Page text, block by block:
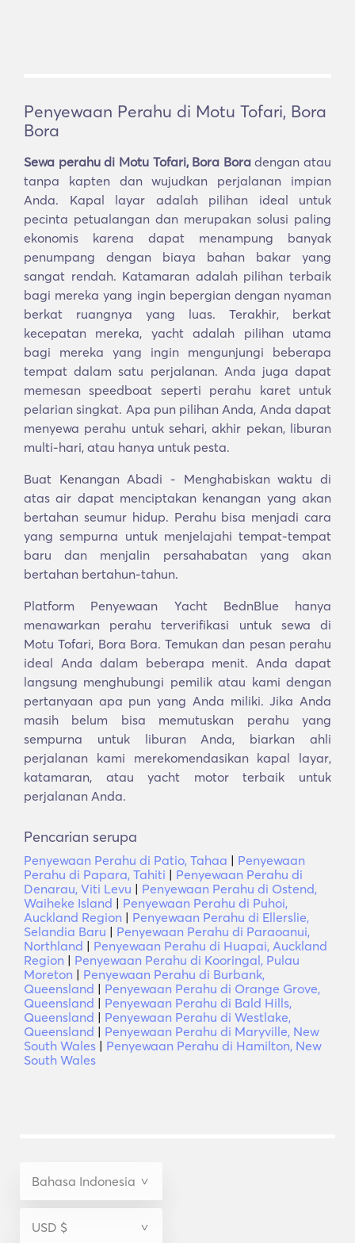
Penyewaan Perahu di Motu Tofari, Bora
Bora
Sewa perahu di Motu Tofari, Bora Boradengan atau
tanpa kapten dan wujudkan perjalanan impian
Anda. Kapal layar adalah pilihan ideal untuk
pecinta petualangan dan merupakan solusi paling
ekonomis karena dapat menampung banyak
penumpang dengan biaya bahan bakar yang
sangat rendah. Katamaran adalah pilihan terbaik
bagi mereka yang ingin bepergian dengan nyaman
berkat ruangnya yang luas. Terakhir, berkat
kecepatan mereka, yacht adalah pilihan utama
bagi mereka yang ingin mengunjungi beberapa
tempat dalam satu perjalanan. Anda juga dapat
memesan speedboat seperti perahu karet untuk
pelarian singkat. Apa pun pilihan Anda, Anda dapat
menyewa perahu untuk sehari, akhir pekan, liburan
multi-hari, atau hanya untuk pesta.
Buat Kenangan Abadi - Menghabiskan waktu di
atas air dapat menciptakan kenangan yang akan
bertahan seumur hidup. Perahu bisa menjadi cara
yang sempurna untuk menjelajahi tempat-tempat
baru dan menjalin persahabatan yang akan
bertahan bertahun-tahun.
Platform Penyewaan Yacht BednBlue hanya
menawarkan perahu terverifikasi untuk sewa di
Motu Tofari, Bora Bora. Temukan dan pesan perahu
ideal Anda dalam beberapa menit. Anda dapat
langsung menghubungi pemilik atau kami dengan
pertanyaan apa pun yang Anda miliki. Jika Anda
masih belum bisa memutuskan perahu yang
sempurna untuk liburan Anda, biarkan ahli
perjalanan kami merekomendasikan kapal layar,
katamaran, atau yacht motor terbaik untuk
perjalanan Anda.
Pencarian serupa
Penyewaan Perahu di Patio, Tahaa | Penyewaan
Perahu di Papara, Tahiti | Penyewaan Perahu di
Denarau, Viti Levu | Penyewaan Perahu di Ostend,
Waiheke Island | Penyewaan Perahu di Puhoi,
Auckland Region | Penyewaan Perahu di Ellerslie,
Selandia Baru | Penyewaan Perahu di Paraoanui,
Northland | Penyewaan Perahu di Huapai, Auckland
Region | Penyewaan Perahu di Kooringal, Pulau
Moreton | Penyewaan Perahu di Burbank,
Queensland | Penyewaan Perahu di Orange Grove,
Queensland | Penyewaan Perahu di Bald Hills,
Queensland | Penyewaan Perahu di Westlake,
Queensland | Penyewaan Perahu di Maryville, New
South Wales | Penyewaan Perahu di Hamilton, New
South Wales